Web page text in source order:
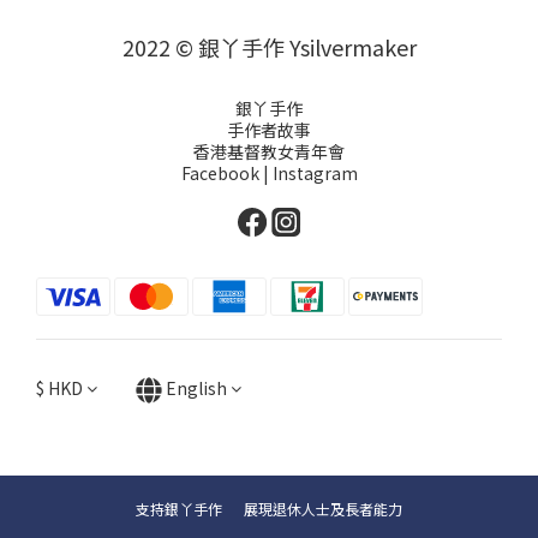
2022 © 銀丫手作 Ysilvermaker
銀丫手作
手作者故事
香港基督教女青年會
Facebook | Instagram
$ HKD English
支持銀丫手作 展現退休人士及長者能力